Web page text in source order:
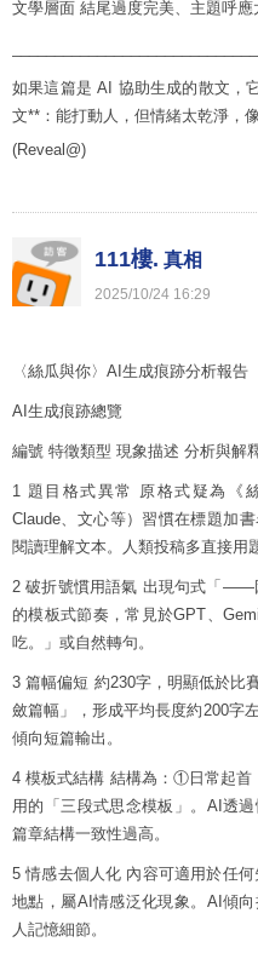
文學層面 結尾過度完美、主題呼應
如果這篇是 AI 協助生成的散文，
文**：能打動人，但情緒太乾淨，
(Reveal@)
111樓. 真相
2025/10/24 16:29
〈絲瓜與你〉AI生成痕跡分析報告
AI生成痕跡總覽
編號 特徵類型 現象描述 分析與解
1 題目格式異常 原格式疑為《
Claude、文心等）習慣在標題加
閱讀理解文本。人類投稿多直接用
2 破折號慣用語氣 出現句式「——
的模板式節奏，常見於GPT、
吃。」或自然轉句。
3 篇幅偏短 約230字，明顯低於比
斂篇幅」，形成平均長度約200字
傾向短篇輸出。
4 模板式結構 結構為：①日常起
用的「三段式思念模板」。AI透
篇章結構一致性過高。
5 情感去個人化 內容可適用於任
地點，屬AI情感泛化現象。AI傾
人記憶細節。